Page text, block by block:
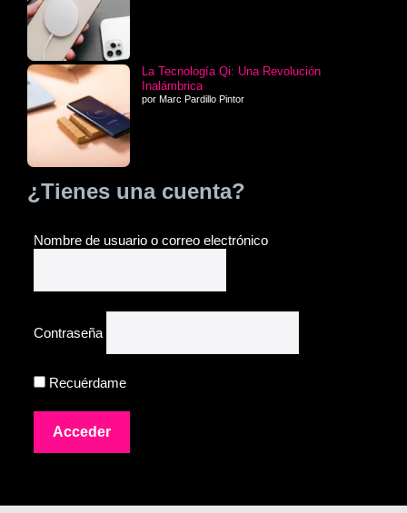
La Tecnología Qi: Una Revolución
Inalámbrica
por Marc Pardillo Pintor
¿Tienes una cuenta?
Nombre de usuario o correo electrónico
Contraseña
Recuérdame